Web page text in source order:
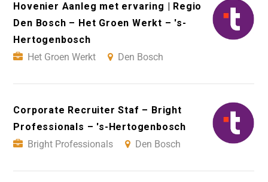
Hovenier Aanleg met ervaring | Regio
Den Bosch – Het Groen Werkt – 's-
Hertogenbosch
Het Groen Werkt
Den Bosch
Corporate Recruiter Staf – Bright
Professionals – 's-Hertogenbosch
Bright Professionals
Den Bosch